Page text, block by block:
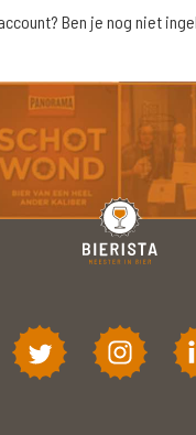
Ben je nog niet